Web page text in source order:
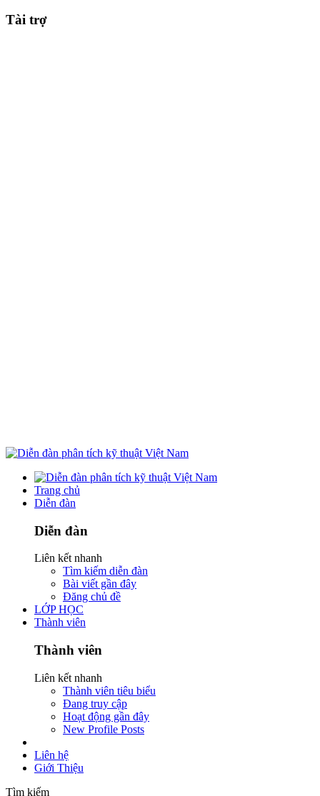
Tài trợ
Trang chủ
Diễn đàn
Diễn đàn
Liên kết nhanh
Tìm kiếm diễn đàn
Bài viết gần đây
Đăng chủ đề
LỚP HỌC
Thành viên
Thành viên
Liên kết nhanh
Thành viên tiêu biểu
Đang truy cập
Hoạt động gần đây
New Profile Posts
Liên hệ
Giới Thiệu
Tìm kiếm